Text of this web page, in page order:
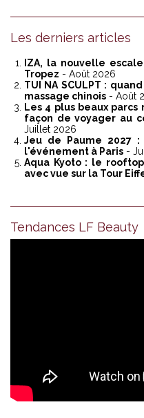
Les derniers articles
IZA, la nouvelle
Tropez - Août 2026
TUI NA SCULPT :
massage chinois - Août
Les 4 plus beaux
façon de voyager au
Juillet 2026
Jeu de Paume 2027
l'événement à Paris -
Aqua Kyoto : le
avec vue sur la Tour
Tendances LF Beauty